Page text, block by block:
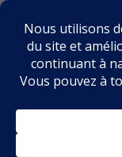
LE BLOG DU